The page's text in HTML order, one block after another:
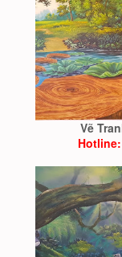
Vẽ